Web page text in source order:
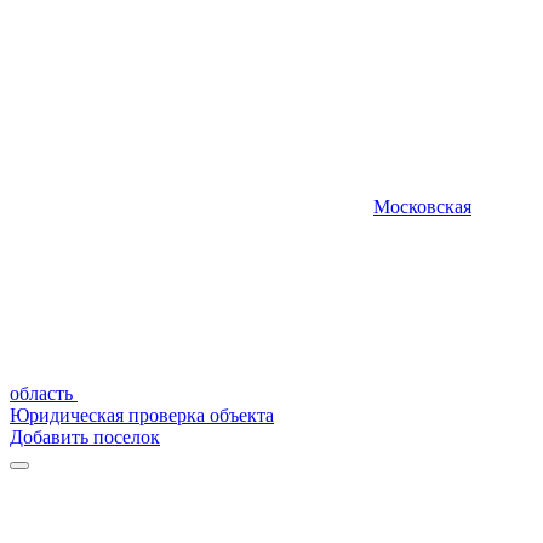
Московская
область
Юридическая проверка объекта
Добавить поселок